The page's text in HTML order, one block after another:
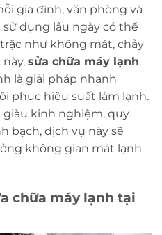
gia đình, văn phòng và
sử dụng lâu ngày có thể
như không mát, chảy
sửa chữa máy lạnh
là giải pháp nhanh
phục hiệu suất làm lạnh.
kinh nghiệm, quy
bạch, dịch vụ này sẽ
không gian mát lạnh
chữa máy lạnh tại